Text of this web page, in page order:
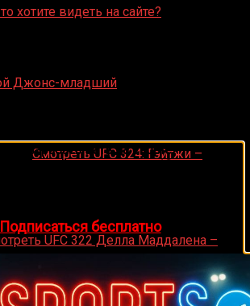
хотите видеть на сайте?
Джонс-младший
Смотреть UFC 324: Гэйтжи –
UFC 322 Делла Маддалена –
зарабатывать на спорте?
на наш Telegram-канал1Sports
и другие виды спорта
Подписаться бесплатно